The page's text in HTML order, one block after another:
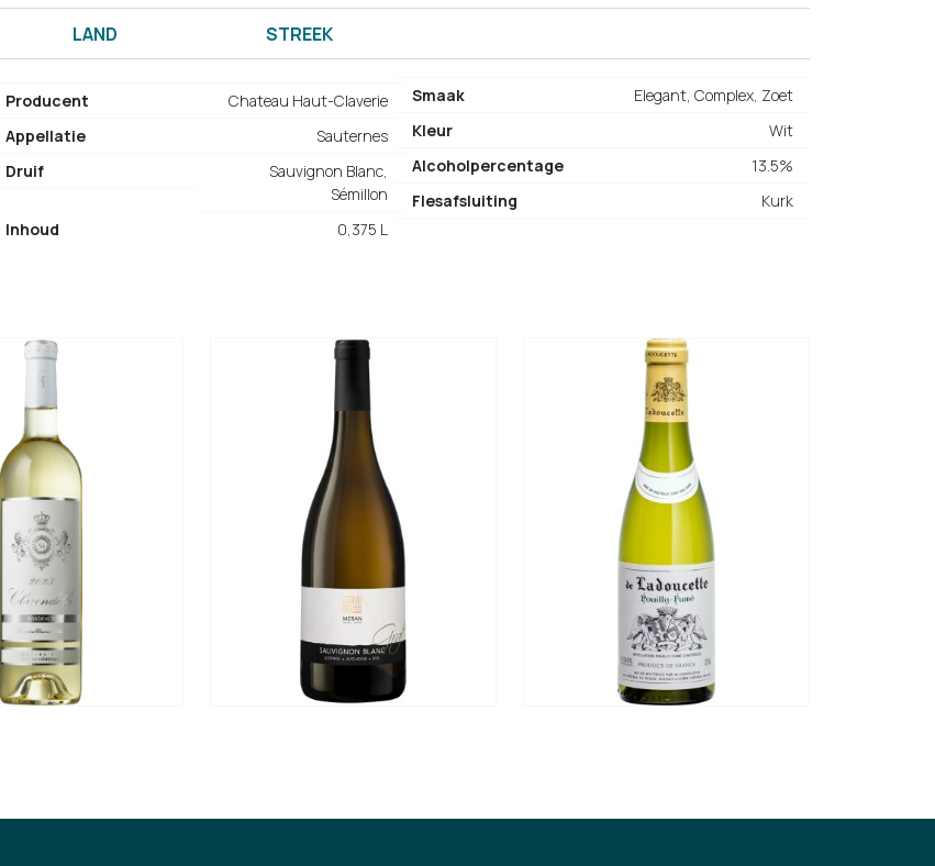
LAND STREEK
Producent
Chateau Haut-Claverie
Appellatie
Sauternes
Druif
Sauvignon Blanc,
Sémillon
Inhoud
0,375 L
Smaak
Elegant, Complex, Zoet
Kleur
Wit
Alcoholpercentage
13.5%
Flesafsluiting
Kurk